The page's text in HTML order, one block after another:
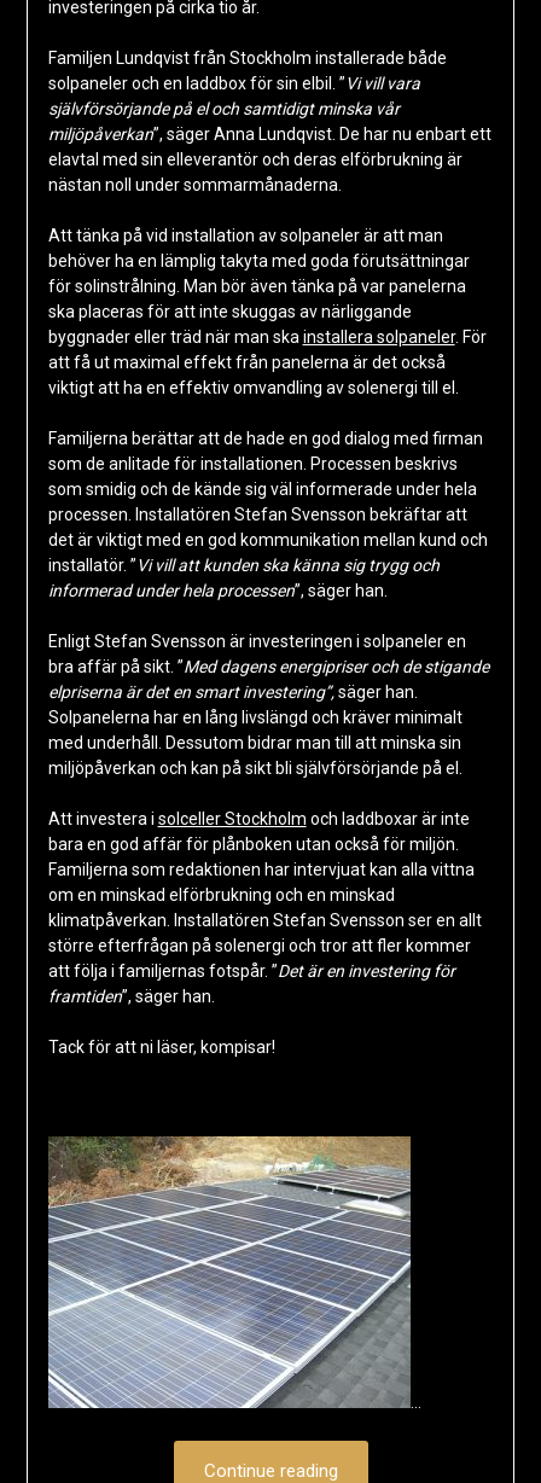
investeringen på cirka tio år.
Familjen Lundqvist från Stockholm installerade både
solpaneler och en laddbox för sin elbil. ”Vi vill vara
självförsörjande på el och samtidigt minska vår
miljöpåverkan”, säger Anna Lundqvist. De har nu enbart ett
elavtal med sin elleverantör och deras elförbrukning är
nästan noll under sommarmånaderna.
Att tänka på vid installation av solpaneler är att man
behöver ha en lämplig takyta med goda förutsättningar
för solinstrålning. Man bör även tänka på var panelerna
ska placeras för att inte skuggas av närliggande
byggnader eller träd när man ska installera solpaneler. För
att få ut maximal effekt från panelerna är det också
viktigt att ha en effektiv omvandling av solenergi till el.
Familjerna berättar att de hade en god dialog med firman
som de anlitade för installationen. Processen beskrivs
som smidig och de kände sig väl informerade under hela
processen. Installatören Stefan Svensson bekräftar att
det är viktigt med en god kommunikation mellan kund och
installatör. ”Vi vill att kunden ska känna sig trygg och
informerad under hela processen”, säger han.
Enligt Stefan Svensson är investeringen i solpaneler en
bra affär på sikt. ”Med dagens energipriser och de stigande
elpriserna är det en smart investering”,säger han.
Solpanelerna har en lång livslängd och kräver minimalt
med underhåll. Dessutom bidrar man till att minska sin
miljöpåverkan och kan på sikt bli självförsörjande på el.
Att investera i solceller Stockholm och laddboxar är inte
bara en god affär för plånboken utan också för miljön.
Familjerna som redaktionen har intervjuat kan alla vittna
om en minskad elförbrukning och en minskad
klimatpåverkan. Installatören Stefan Svensson ser en allt
större efterfrågan på solenergi och tror att fler kommer
att följa i familjernas fotspår. ”Det är en investering för
framtiden”, säger han.
Tack för att ni läser, kompisar!
Continue reading